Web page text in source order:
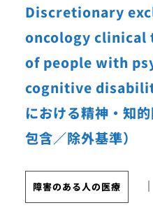
Discretionary
oncology clinical
of people with
cognitive
における精神・知
包含／除外基準）
障害のある人の医療